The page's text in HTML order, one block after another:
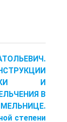
И
В
степени